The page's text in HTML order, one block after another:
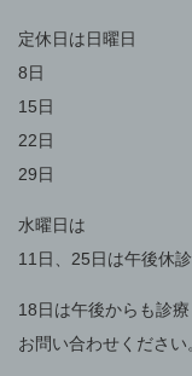
定休日は日曜日
8日
15日
22日
29日
水曜日は
11日、25日は午後休診
18日は午後からも診
お問い合わせください